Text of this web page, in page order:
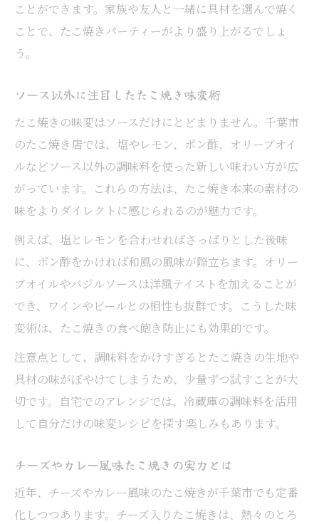
ことができます。家族や友人と一緒に具材を選んで焼く
ことで、たこ焼きパーティーがより盛り上がるでしょ
う。
ソース以外に注目したたこ焼き味変術
たこ焼きの味変はソースだけにとどまりません。千葉市
のたこ焼き店では、塩やレモン、ポン酢、オリーブオイ
ルなどソース以外の調味料を使った新しい味わい方が広
がっています。これらの方法は、たこ焼き本来の素材の
味をよりダイレクトに感じられるのが魅力です。
例えば、塩とレモンを合わせればさっぱりとした後味
に、ポン酢をかければ和風の風味が際立ちます。オリー
ブオイルやバジルソースは洋風テイストを加えることが
でき、ワインやビールとの相性も抜群です。こうした味
変術は、たこ焼きの食べ飽き防止にも効果的です。
注意点として、調味料をかけすぎるとたこ焼きの生地や
具材の味がぼやけてしまうため、少量ずつ試すことが大
切です。自宅でのアレンジでは、冷蔵庫の調味料を活用
して自分だけの味変レシピを探す楽しみもあります。
チーズやカレー風味たこ焼きの実力とは
近年、チーズやカレー風味のたこ焼きが千葉市でも定番
化しつつあります。チーズ入りたこ焼きは、熱々のとろ